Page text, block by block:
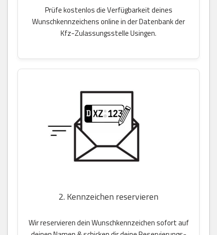
Prüfe kostenlos die Verfügbarkeit deines
Wunschkennzeichens online in der Datenbank der
Kfz-Zulassungsstelle Usingen.
2. Kennzeichen reservieren
Wir reservieren dein Wunschkennzeichen sofort auf